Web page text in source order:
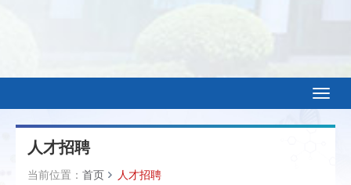
人才招聘
当前位置： 首页 人才招聘